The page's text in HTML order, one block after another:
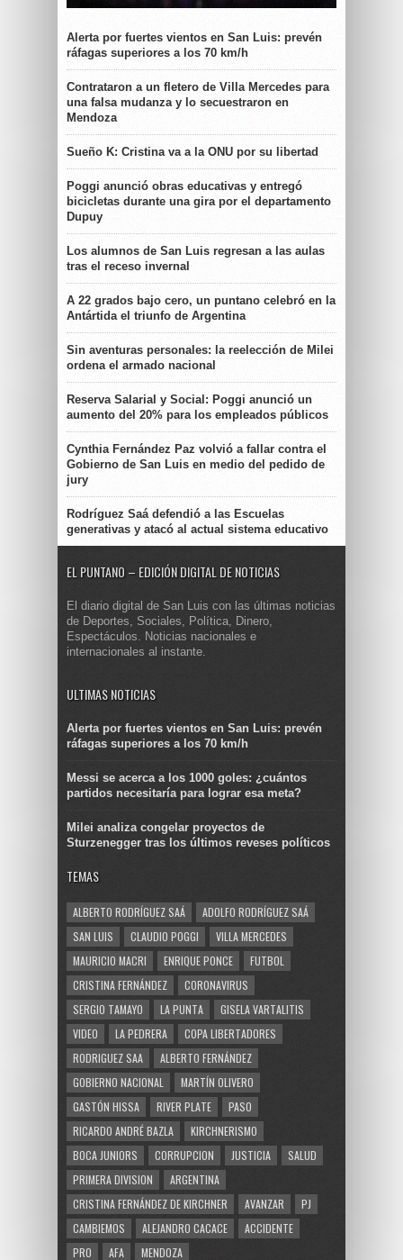
Alerta por fuertes vientos en San Luis: prevén
ráfagas superiores a los 70 km/h
Contrataron a un fletero de Villa Mercedes para
una falsa mudanza y lo secuestraron en
Mendoza
Sueño K: Cristina va a la ONU por su libertad
Poggi anunció obras educativas y entregó
bicicletas durante una gira por el departamento
Dupuy
Los alumnos de San Luis regresan a las aulas
tras el receso invernal
A 22 grados bajo cero, un puntano celebró en la
Antártida el triunfo de Argentina
Sin aventuras personales: la reelección de Milei
ordena el armado nacional
Reserva Salarial y Social: Poggi anunció un
aumento del 20% para los empleados públicos
Cynthia Fernández Paz volvió a fallar contra el
Gobierno de San Luis en medio del pedido de
jury
Rodríguez Saá defendió a las Escuelas
generativas y atacó al actual sistema educativo
EL PUNTANO – EDICIÓN DIGITAL DE NOTICIAS
El diario digital de San Luis con las últimas noticias
de Deportes, Sociales, Política, Dinero,
Espectáculos. Noticias nacionales e
internacionales al instante.
ULTIMAS NOTICIAS
Alerta por fuertes vientos en San Luis: prevén
ráfagas superiores a los 70 km/h
Messi se acerca a los 1000 goles: ¿cuántos
partidos necesitaría para lograr esa meta?
Milei analiza congelar proyectos de
Sturzenegger tras los últimos reveses políticos
TEMAS
ALBERTO RODRÍGUEZ SAÁ
ADOLFO RODRÍGUEZ SAÁ
SAN LUIS
CLAUDIO POGGI
VILLA MERCEDES
MAURICIO MACRI
ENRIQUE PONCE
FUTBOL
CRISTINA FERNÁNDEZ
CORONAVIRUS
SERGIO TAMAYO
LA PUNTA
GISELA VARTALITIS
VIDEO
LA PEDRERA
COPA LIBERTADORES
RODRIGUEZ SAA
ALBERTO FERNÁNDEZ
GOBIERNO NACIONAL
MARTÍN OLIVERO
GASTÓN HISSA
RIVER PLATE
PASO
RICARDO ANDRÉ BAZLA
KIRCHNERISMO
BOCA JUNIORS
CORRUPCION JUSTICIA
SALUD
PRIMERA DIVISION
ARGENTINA
CRISTINA FERNÁNDEZ DE KIRCHNER
AVANZAR
PJ
CAMBIEMOS
ALEJANDRO CACACE
ACCIDENTE
PRO
AFA MENDOZA